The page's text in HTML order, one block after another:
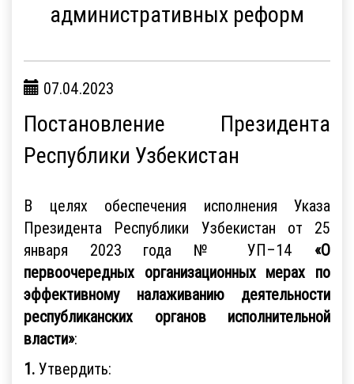
административных реформ
07.04.2023
Постановление Президента
Республики Узбекистан
В целях обеспечения исполнения Указа
Президента Республики Узбекистан от 25
января 2023 года № УП–14 «О
первоочередных организационных мерах по
эффективному налаживанию деятельности
республиканских органов исполнительной
власти»:
1. Утвердить: